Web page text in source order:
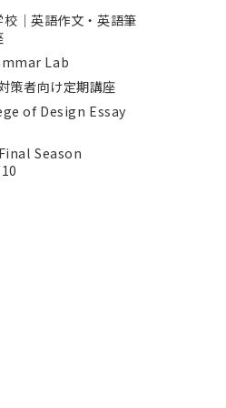
｜英語作文・英語筆
Lab
策者向け定期講座
of Design Essay
Season